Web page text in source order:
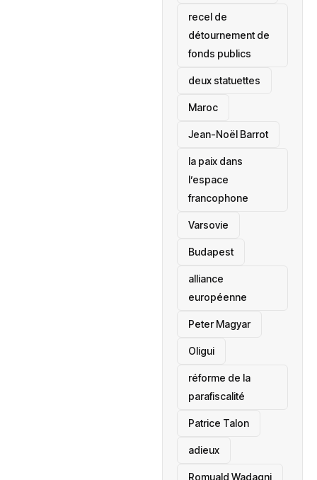
recel de
détournement de
fonds publics
deux statuettes
Maroc
Jean-Noël Barrot
la paix dans
l’espace
francophone
‎Varsovie
Budapest
alliance
européenne
Peter Magyar
Oligui
réforme de la
parafiscalité
Patrice Talon
adieux
Romuald Wadagni